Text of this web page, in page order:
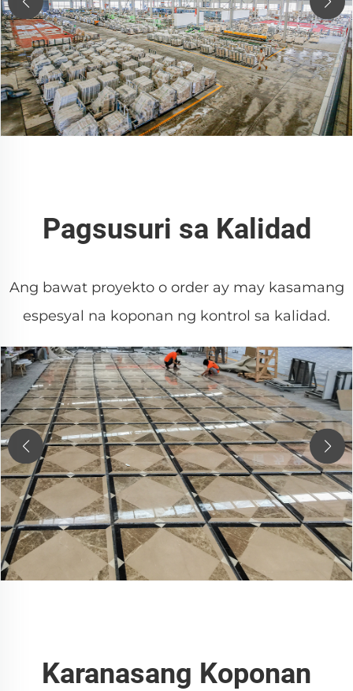
Pagsusuri sa Kalidad
Ang bawat proyekto o order ay may kasamang
espesyal na koponan ng kontrol sa kalidad.
Karanasang Koponan